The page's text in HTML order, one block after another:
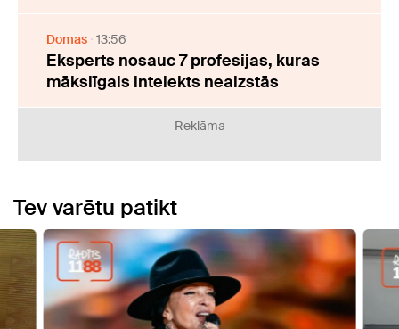
Domas 13:56
Eksperts nosauc 7 profesijas, kuras
mākslīgais intelekts neaizstās
Reklāma
Tev varētu patikt